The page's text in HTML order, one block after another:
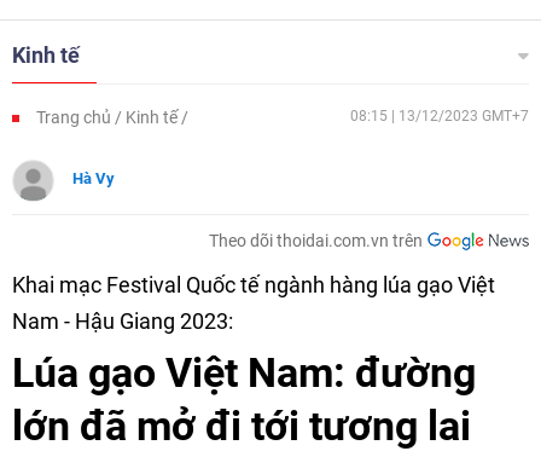
Kinh tế
Trang chủ Kinh tế 08:15 | 13/12/2023 GMT+7
Hà Vy
Theo dõi thoidai.com.vn trên
Khai mạc Festival Quốc tế ngành hàng lúa gạo Việt
Nam - Hậu Giang 2023:
Lúa gạo Việt Nam: đường
lớn đã mở đi tới tương lai